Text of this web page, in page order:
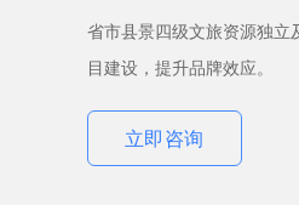
省市县景四级文旅资源独立
目建设，提升品牌效应。
立即咨询